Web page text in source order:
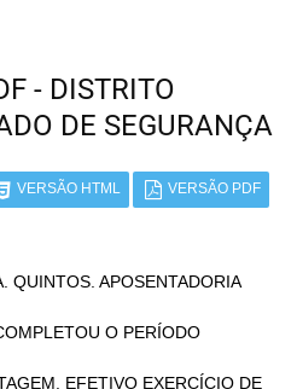
- DISTRITO
DE SEGURANÇA
VERSÃO HTML VERSÃO PDF
QUINTOS. APOSENTADORIA